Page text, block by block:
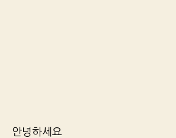
안녕하세요